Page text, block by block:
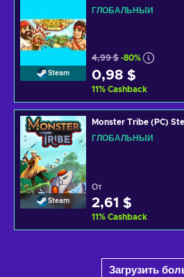
Steam
ГЛОБАЛЬНЫЙ
4,99 $ -80%
0,98 $
11% Cashback
Steam
Monster Tribe (PC)
ГЛОБАЛЬНЫЙ
От
2,61 $
11% Cashback
Загрузить